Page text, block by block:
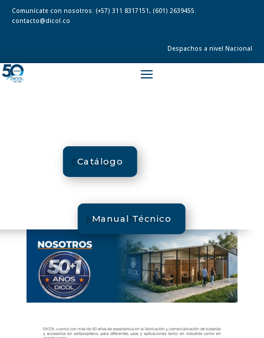
Comunícate con nosotros: (+57) 311 8317151, (601) 2639455.
contacto@dicol.co
Despachos a nivel Nacional
Catálogo
Manual Técnico